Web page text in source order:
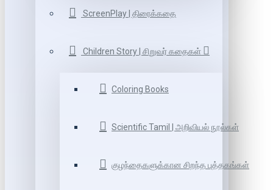
ScreenPlay | திரைக்கதை
Children Story | சிறுவர் கதைகள்
Coloring Books
Scientific Tamil | அறிவியல் நூல்கள்
குழந்தைகளுக்கான சிறந்த புத்தகங்கள்